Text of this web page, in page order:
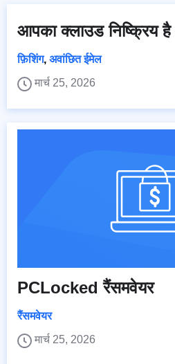
आपका क्लाउड निष्क्रिय है
फ़िशिंग, अवांछित ईमेल
मार्च 25, 2026
PCLocked रैंसमवेयर
रैंसमवेयर
मार्च 25, 2026